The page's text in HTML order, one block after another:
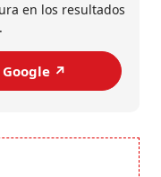
en los resultados
↗️